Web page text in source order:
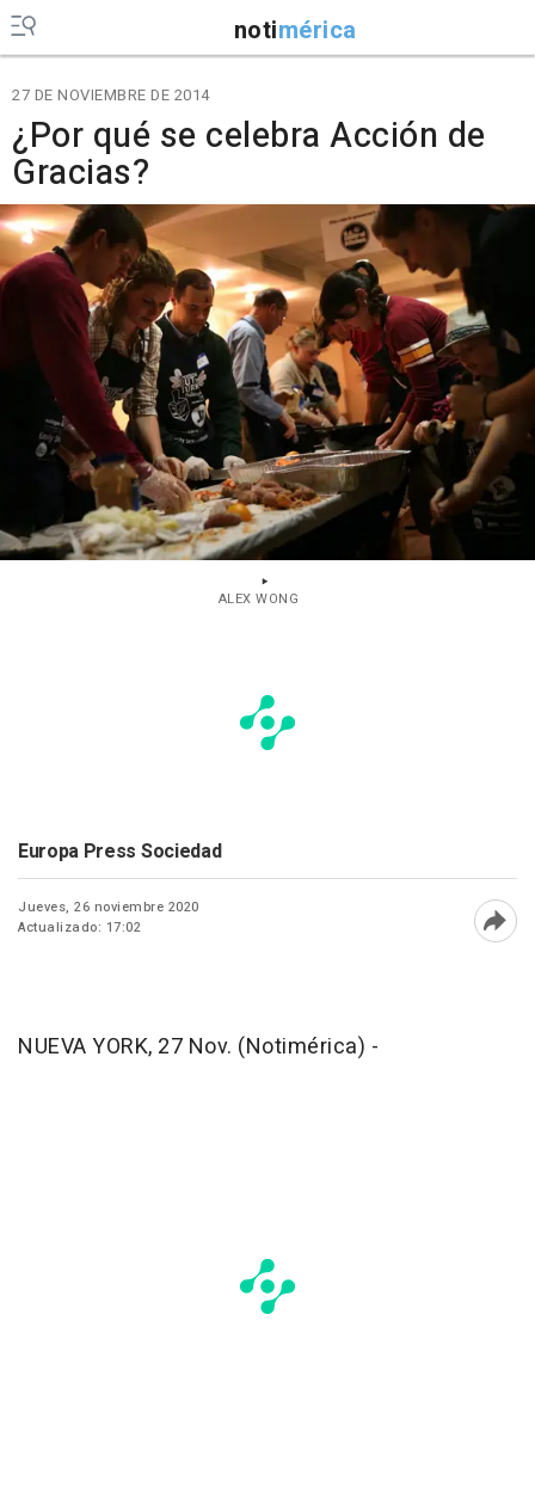
notimérica
27 DE NOVIEMBRE DE 2014
¿Por qué se celebra Acción de
Gracias?
ALEX WONG
Europa Press Sociedad
Jueves, 26 noviembre 2020
Actualizado: 17:02
NUEVA YORK, 27 Nov. (Notimérica) -